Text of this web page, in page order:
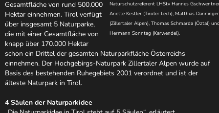
Naturschutzreferent LHStv Hannes
Anette Kestler (Tiroler Lech), Matthias Danninger
(Zillertaler Alpen), Thomas Schmarda (Öztal)
Hermann Sonntag (Karwendel).
Gesamtfläche von rund 500.000
Hektar einnehmen. Tirol verfügt
über insgesamt 5 Naturparke,
die mit einer Gesamtfläche von
knapp über 170.000 Hektar
schon ein Drittel der gesamten Naturparkfläche Österreichs
einnehmen. Der Hochgebirgs-Naturpark Zillertaler Alpen wurde auf
Basis des bestehenden Ruhegebiets 2001 verordnet und ist der
älteste Naturpark in Tirol.
4 Säulen der Naturparkidee